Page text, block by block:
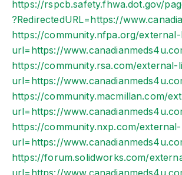
https://rspcb.safety.fhwa.dot.gov/
?RedirectedURL=https://
https://community.nfpa.org/external-
url=https://
https://community.rsa.com/external-
url=https://
https://community.macmillan.com/
url=https://
https://community.nxp.com/external-
url=https://
https://forum.solidworks.com/